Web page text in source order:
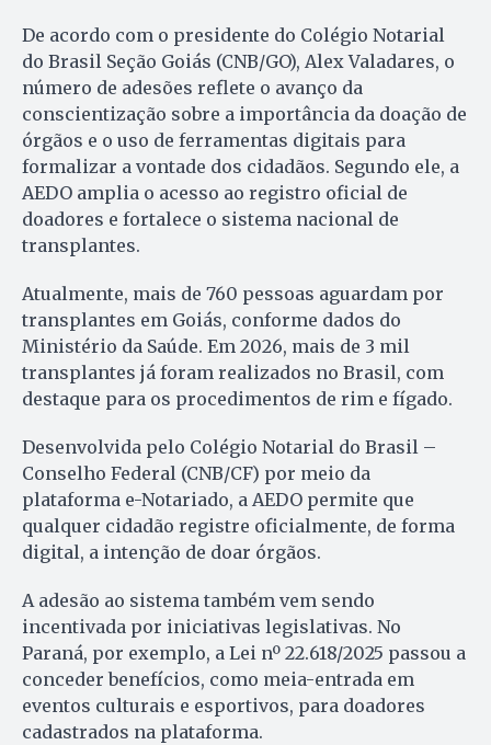
De acordo com o presidente do Colégio Notarial
do Brasil Seção Goiás (CNB/GO), Alex Valadares, o
número de adesões reflete o avanço da
conscientização sobre a importância da doação de
órgãos e o uso de ferramentas digitais para
formalizar a vontade dos cidadãos. Segundo ele, a
AEDO amplia o acesso ao registro oficial de
doadores e fortalece o sistema nacional de
transplantes.
Atualmente, mais de 760 pessoas aguardam por
transplantes em Goiás, conforme dados do
Ministério da Saúde. Em 2026, mais de 3 mil
transplantes já foram realizados no Brasil, com
destaque para os procedimentos de rim e fígado.
Desenvolvida pelo Colégio Notarial do Brasil –
Conselho Federal (CNB/CF) por meio da
plataforma e-Notariado, a AEDO permite que
qualquer cidadão registre oficialmente, de forma
digital, a intenção de doar órgãos.
A adesão ao sistema também vem sendo
incentivada por iniciativas legislativas. No
Paraná, por exemplo, a Lei nº 22.618/2025 passou a
conceder benefícios, como meia-entrada em
eventos culturais e esportivos, para doadores
cadastrados na plataforma.